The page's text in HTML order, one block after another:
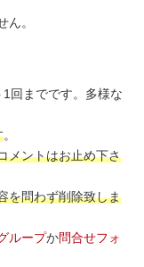
ん。
回までです。多様な
。
メントはお止め下さ
を問わず削除致しま
ループか問合せフォ